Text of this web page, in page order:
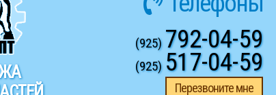
(925) 792-04-59
(925) 517-04-59
Перезвоните мне